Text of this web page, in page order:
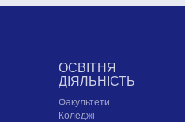
ОСВІТНЯ
ДІЯЛЬНІСТЬ
Факультети
Коледжі